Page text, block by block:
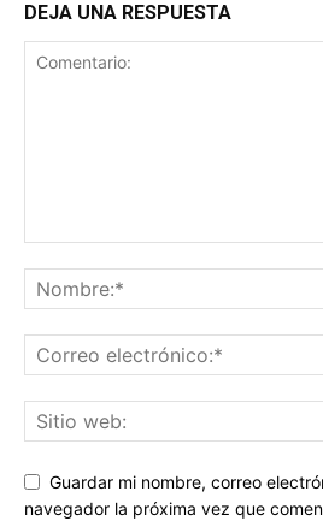
DEJA UNA RESPUESTA
Guardar mi nombre, correo
navegador la próxima vez que